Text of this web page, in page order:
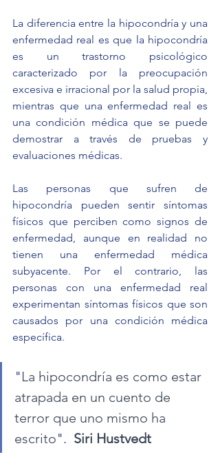
La diferencia entre la hipocondría y una
enfermedad real es que la hipocondría
es un trastorno psicológico
caracterizado por la preocupación
excesiva e irracional por la salud propia,
mientras que una enfermedad real es
una condición médica que se puede
demostrar a través de pruebas y
evaluaciones médicas.
Las personas que sufren de
hipocondría pueden sentir síntomas
físicos que perciben como signos de
enfermedad, aunque en realidad no
tienen una enfermedad médica
subyacente. Por el contrario, las
personas con una enfermedad real
experimentan síntomas físicos que son
causados ​​por una condición médica
específica.
"La hipocondría es como estar
atrapada en un cuento de
terror que uno mismo ha
escrito". Siri Hustvedt